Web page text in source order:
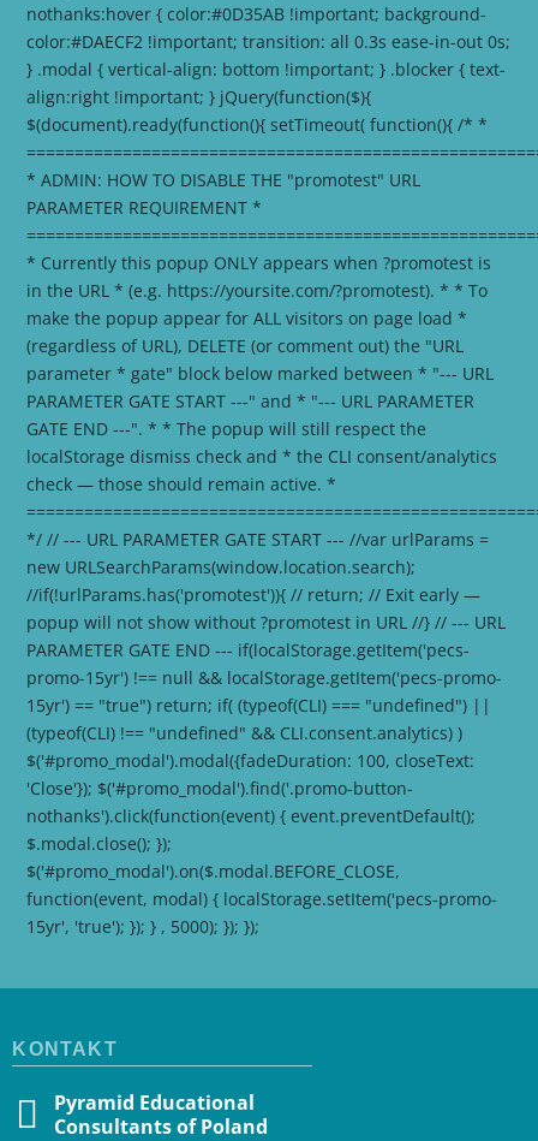
nothanks:hover { color:#0D35AB !important; background-
color:#DAECF2 !important; transition: all 0.3s ease-in-out 0s;
} .modal { vertical-align: bottom !important; } .blocker { text-
align:right !important; } jQuery(function($){
$(document).ready(function(){ setTimeout( function(){ /* *
* ADMIN: HOW TO DISABLE THE "promotest" URL
PARAMETER REQUIREMENT *
* Currently this popup ONLY appears when ?promotest is
in the URL * (e.g. https://yoursite.com/?promotest). * * To
make the popup appear for ALL visitors on page load *
(regardless of URL), DELETE (or comment out) the "URL
parameter * gate" block below marked between * "--- URL
PARAMETER GATE START ---" and * "--- URL PARAMETER
GATE END ---". * * The popup will still respect the
localStorage dismiss check and * the CLI consent/analytics
check — those should remain active. *
*/ // --- URL PARAMETER GATE START --- //var urlParams =
new URLSearchParams(window.location.search);
//if(!urlParams.has('promotest')){ // return; // Exit early —
popup will not show without ?promotest in URL //} // --- URL
PARAMETER GATE END --- if(localStorage.getItem('pecs-
promo-15yr') !== null && localStorage.getItem('pecs-promo-
15yr') == "true") return; if( (typeof(CLI) === "undefined") ||
(typeof(CLI) !== "undefined" && CLI.consent.analytics) )
$('#promo_modal').modal({fadeDuration: 100, closeText:
'Close'}); $('#promo_modal').find('.promo-button-
nothanks').click(function(event) { event.preventDefault();
$.modal.close(); });
$('#promo_modal').on($.modal.BEFORE_CLOSE,
function(event, modal) { localStorage.setItem('pecs-promo-
15yr', 'true'); }); } , 5000); }); });
KONTAKT
Pyramid Educational
Consultants of Poland